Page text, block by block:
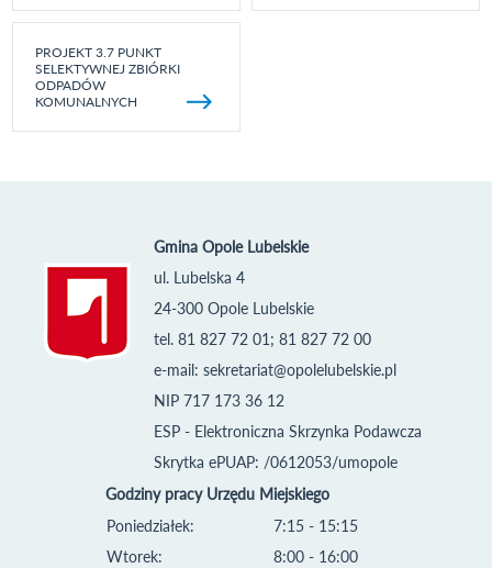
PROJEKT 3.7 PUNKT
SELEKTYWNEJ ZBIÓRKI
ODPADÓW
KOMUNALNYCH
Gmina Opole Lubelskie
ul. Lubelska 4
24-300 Opole Lubelskie
tel. 81 827 72 01; 81 827 72 00
e-mail: sekretariat@opolelubelskie.pl
NIP 717 173 36 12
ESP - Elektroniczna Skrzynka Podawcza
Skrytka ePUAP: /0612053/umopole
Godziny pracy Urzędu Miejskiego
Poniedziałek:
Wtorek:
7:15 - 15:15
8:00 - 16:00